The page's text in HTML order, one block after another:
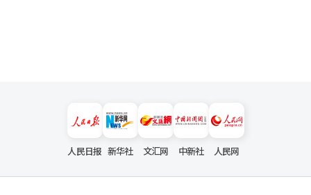
人民日报 新华社 文汇网 中新社 人民网